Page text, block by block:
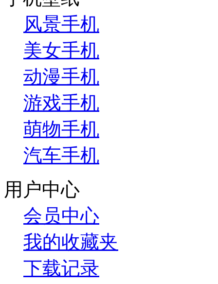
风景手机
美女手机
动漫手机
游戏手机
萌物手机
汽车手机
用户中心
会员中心
我的收藏夹
下载记录